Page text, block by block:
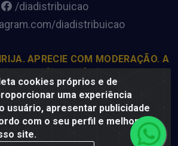
cookies próprios e de
uma experiência
usuário, apresentar publicidade
com o seu perfil e melhorar a
site.
/diadistribuicao
diadistribuicao
APRECIE COM MODERAÇÃO. A
DE 18 ANOS.
BR-232, 22.5 - Pedreiras, Moreno -
000 - CNPJ 69.944.973/0001-85